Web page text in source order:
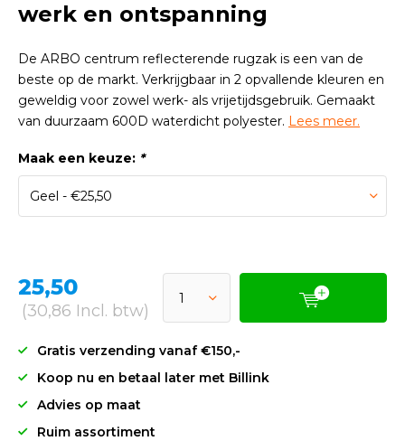
werk en ontspanning
De ARBO centrum reflecterende rugzak is een van de
beste op de markt. Verkrijgbaar in 2 opvallende kleuren en
geweldig voor zowel werk- als vrijetijdsgebruik. Gemaakt
van duurzaam 600D waterdicht polyester. Lees meer.
Maak een keuze: *
25,50
(30,86 Incl. btw)
Gratis verzending vanaf €150,-
Koop nu en betaal later met Billink
Advies op maat
Ruim assortiment